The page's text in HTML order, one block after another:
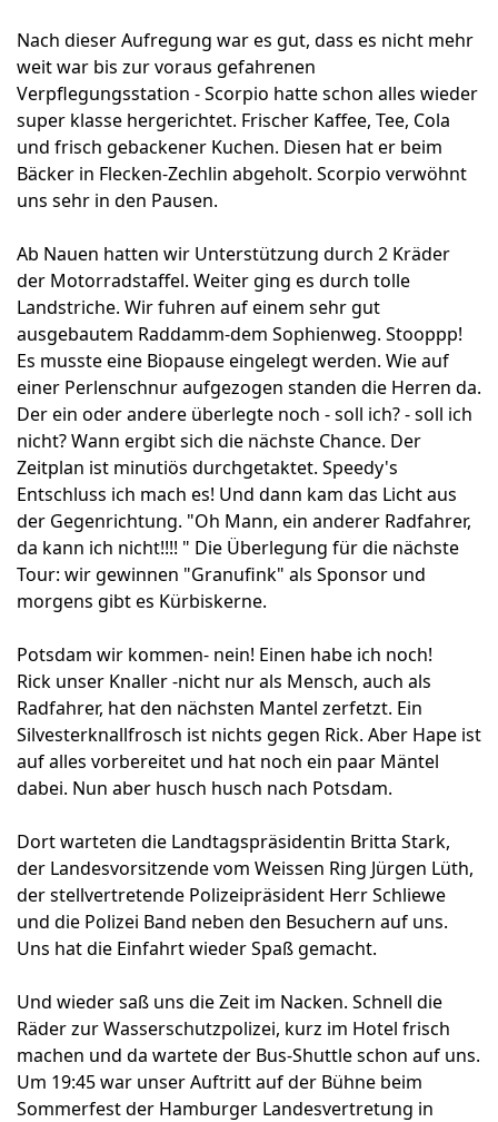
Nach dieser Aufregung war es gut, dass es nicht mehr
weit war bis zur voraus gefahrenen
Verpflegungsstation - Scorpio hatte schon alles wieder
super klasse hergerichtet. Frischer Kaffee, Tee, Cola
und frisch gebackener Kuchen. Diesen hat er beim
Bäcker in Flecken-Zechlin abgeholt. Scorpio verwöhnt
uns sehr in den Pausen.
Ab Nauen hatten wir Unterstützung durch 2 Kräder
der Motorradstaffel. Weiter ging es durch tolle
Landstriche. Wir fuhren auf einem sehr gut
ausgebautem Raddamm-dem Sophienweg. Stooppp!
Es musste eine Biopause eingelegt werden. Wie auf
einer Perlenschnur aufgezogen standen die Herren da.
Der ein oder andere überlegte noch - soll ich? - soll ich
nicht? Wann ergibt sich die nächste Chance. Der
Zeitplan ist minutiös durchgetaktet. Speedy's
Entschluss ich mach es! Und dann kam das Licht aus
der Gegenrichtung. "Oh Mann, ein anderer Radfahrer,
da kann ich nicht!!!! " Die Überlegung für die nächste
Tour: wir gewinnen "Granufink" als Sponsor und
morgens gibt es Kürbiskerne.
Potsdam wir kommen- nein! Einen habe ich noch!
Rick unser Knaller -nicht nur als Mensch, auch als
Radfahrer, hat den nächsten Mantel zerfetzt. Ein
Silvesterknallfrosch ist nichts gegen Rick. Aber Hape ist
auf alles vorbereitet und hat noch ein paar Mäntel
dabei. Nun aber husch husch nach Potsdam.
Dort warteten die Landtagspräsidentin Britta Stark,
der Landesvorsitzende vom Weissen Ring Jürgen Lüth,
der stellvertretende Polizeipräsident Herr Schliewe
und die Polizei Band neben den Besuchern auf uns.
Uns hat die Einfahrt wieder Spaß gemacht.
Und wieder saß uns die Zeit im Nacken. Schnell die
Räder zur Wasserschutzpolizei, kurz im Hotel frisch
machen und da wartete der Bus-Shuttle schon auf uns.
Um 19:45 war unser Auftritt auf der Bühne beim
Sommerfest der Hamburger Landesvertretung in